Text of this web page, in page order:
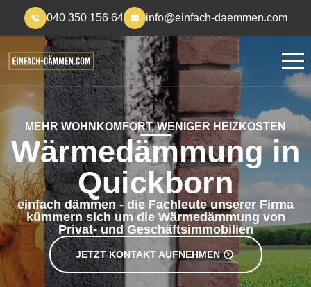
040 350 156 64 info@einfach-daemmen.com
MEHR WOHNKOMFORT, WENIGER HEIZKOSTEN
Wärmedämmung in
Quickborn
einfach dämmen - die Fachleute unserer Firma
kümmern sich um die Wärmedämmung von
Privat- und Geschäftsimmobilien
JETZT KONTAKT AUFNEHMEN